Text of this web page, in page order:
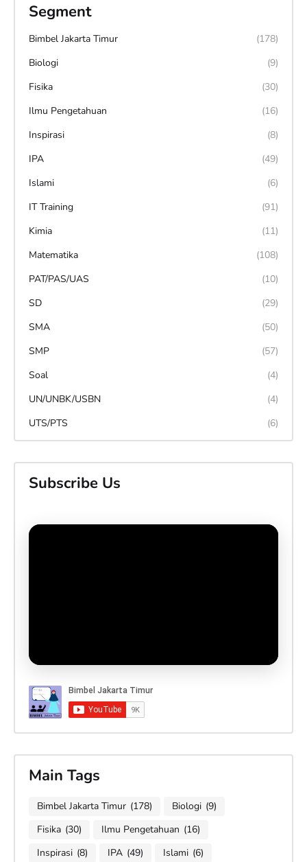
Segment
Bimbel Jakarta Timur
(178)
Biologi
(9)
Fisika
(30)
Ilmu Pengetahuan
(16)
Inspirasi
(8)
IPA
(49)
Islami
(6)
IT Training
(91)
Kimia
(11)
Matematika
(108)
PAT/PAS/UAS
(10)
SD
(29)
SMA
(50)
SMP
(57)
Soal
(4)
UN/UNBK/USBN
(4)
UTS/PTS
(6)
Subscribe Us
Main Tags
Bimbel Jakarta Timur (178) Biologi (9)
Fisika (30) Ilmu Pengetahuan (16)
Inspirasi (8) IPA (49) Islami (6)